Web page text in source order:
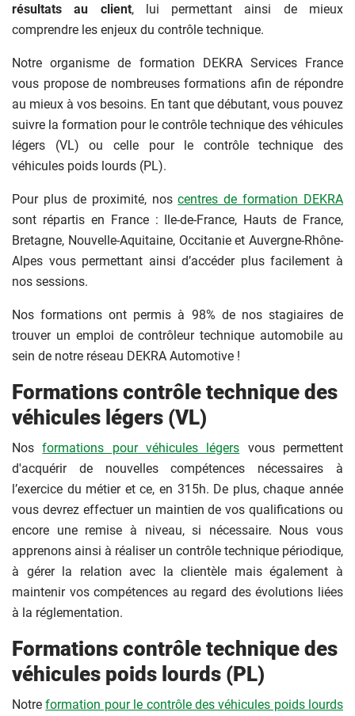
résultats au client, lui permettant ainsi de mieux
comprendre les enjeux du contrôle technique.
Notre organisme de formation DEKRA Services France
vous propose de nombreuses formations afin de répondre
au mieux à vos besoins. En tant que débutant, vous pouvez
suivre la formation pour le contrôle technique des véhicules
légers (VL) ou celle pour le contrôle technique des
véhicules poids lourds (PL).
Pour plus de proximité, noscentres de formation DEKRA
sont répartis en France : Ile-de-France, Hauts de France,
Bretagne, Nouvelle-Aquitaine, Occitanie et Auvergne-Rhône-
Alpes vous permettant ainsi d’accéder plus facilement à
nos sessions.
Nos formations ont permis à 98% de nos stagiaires de
trouver un emploi de contrôleur technique automobile au
sein de notre réseau DEKRA Automotive !
Formations contrôle technique des
véhicules légers (VL)
Nosformations pour véhicules légers vous permettent
d'acquérir de nouvelles compétences nécessaires à
l’exercice du métier et ce, en 315h. De plus, chaque année
vous devrez effectuer un maintien de vos qualifications ou
encore une remise à niveau, si nécessaire. Nous vous
apprenons ainsi à réaliser un contrôle technique périodique,
à gérer la relation avec la clientèle mais également à
maintenir vos compétences au regard des évolutions liées
à la réglementation.
Formations contrôle technique des
véhicules poids lourds (PL)
Notreformation pour le contrôle des véhicules poids lourds